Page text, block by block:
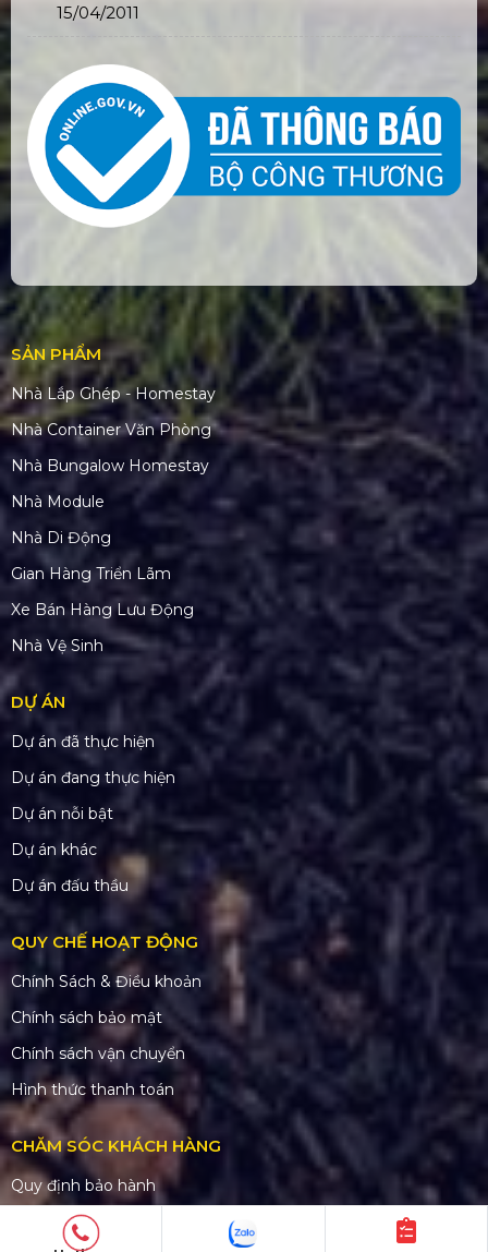
15/04/2011
SẢN PHẨM
Nhà Lắp Ghép - Homestay
Nhà Container Văn Phòng
Nhà Bungalow Homestay
Nhà Module
Nhà Di Động
Gian Hàng Triển Lãm
Xe Bán Hàng Lưu Động
Nhà Vệ Sinh
DỰ ÁN
Dự án đã thực hiện
Dự án đang thực hiện
Dự án nỗi bật
Dự án khác
Dự án đấu thầu
QUY CHẾ HOẠT ĐỘNG
Chính Sách & Điều khoản
Chính sách bảo mật
Chính sách vận chuyển
Hình thức thanh toán
CHĂM SÓC KHÁCH HÀNG
Quy định bảo hành
Chính sách bán hàng